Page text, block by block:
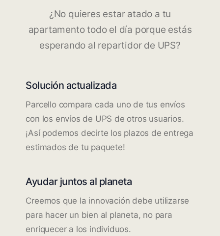
¿No quieres estar atado a tu
apartamento todo el día porque estás
esperando al repartidor de UPS?
Solución actualizada
Parcello compara cada uno de tus envíos
con los envíos de UPS de otros usuarios.
¡Así podemos decirte los plazos de entrega
estimados de tu paquete!
Ayudar juntos al planeta
Creemos que la innovación debe utilizarse
para hacer un bien al planeta, no para
enriquecer a los individuos.